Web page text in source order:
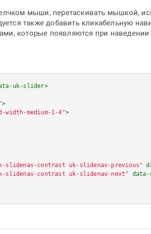
мыши, перетаскивать мышкой,
также добавить кликабельную
которые появляются при наведении
uk-slider>
>
medium-1-4">
slidenav-contrast uk-slidenav-previous"
slidenav-contrast uk-slidenav-next"